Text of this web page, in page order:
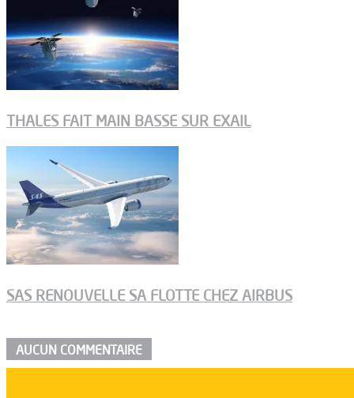
THALES FAIT MAIN BASSE SUR EXAIL
SAS RENOUVELLE SA FLOTTE CHEZ AIRBUS
AUCUN COMMENTAIRE